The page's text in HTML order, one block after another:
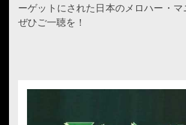
ーゲットにされた日本のメロハー・マ
ぜひご一聴を！